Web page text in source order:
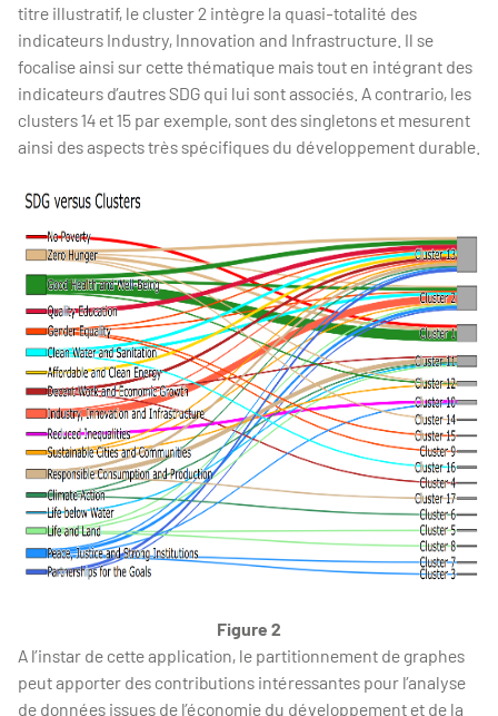
titre illustratif, le cluster 2 intègre la quasi-totalité des
indicateurs Industry, Innovation and Infrastructure. Il se
focalise ainsi sur cette thématique mais tout en intégrant des
indicateurs d’autres SDG qui lui sont associés. A contrario, les
clusters 14 et 15 par exemple, sont des singletons et mesurent
ainsi des aspects très spécifiques du développement durable.
Figure 2
A l’instar de cette application, le partitionnement de graphes
peut apporter des contributions intéressantes pour l’analyse
de données issues de l’économie du développement et de la